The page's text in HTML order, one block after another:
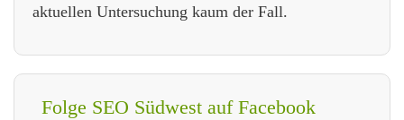
aktuellen Untersuchung kaum der Fall.
Folge SEO Südwest auf Facebook